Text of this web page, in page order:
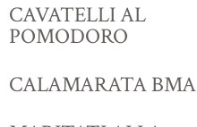
CAVATELLI AL
POMODORO
CALAMARATA BMA